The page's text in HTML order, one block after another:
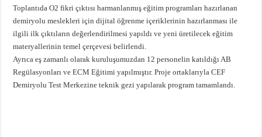
Toplantıda O2 fikri çıktısı harmanlanmış eğitim programları hazırlanan
demiryolu meslekleri için dijital öğrenme içeriklerinin hazırlanması ile
ilgili ilk çıktıların değerlendirilmesi yapıldı ve yeni üretilecek eğitim
materyallerinin temel çerçevesi belirlendi.
Ayrıca eş zamanlı olarak kuruluşumuzdan 12 personelin katıldığı AB
Regülasyonları ve ECM Eğitimi yapılmıştır. Proje ortaklarıyla CEF
Demiryolu Test Merkezine teknik gezi yapılarak program tamamlandı.